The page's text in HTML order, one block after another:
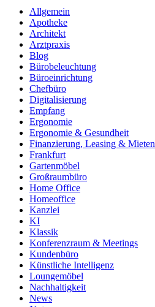
Allgemein
Apotheke
Architekt
Arztpraxis
Blog
Bürobeleuchtung
Büroeinrichtung
Chefbüro
Digitalisierung
Empfang
Ergonomie
Ergonomie & Gesundheit
Finanzierung, Leasing & Mieten
Frankfurt
Gartenmöbel
Großraumbüro
Home Office
Homeoffice
Kanzlei
KI
Klassik
Konferenzraum & Meetings
Kundenbüro
Künstliche Intelligenz
Loungemöbel
Nachhaltigkeit
News